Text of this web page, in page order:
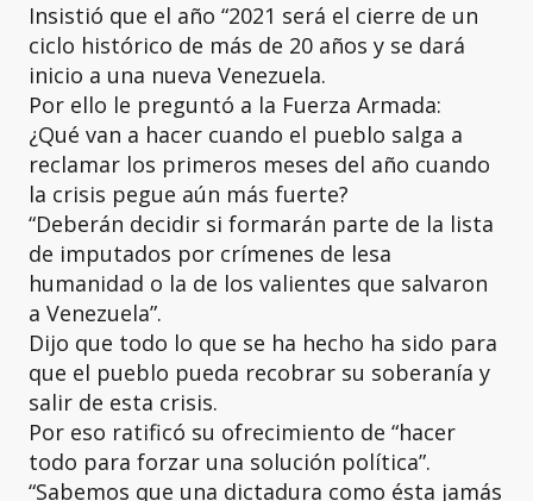
Insistió que el año “2021 será el cierre de un
ciclo histórico de más de 20 años y se dará
inicio a una nueva Venezuela.
Por ello le preguntó a la Fuerza Armada:
¿Qué van a hacer cuando el pueblo salga a
reclamar los primeros meses del año cuando
la crisis pegue aún más fuerte?
“Deberán decidir si formarán parte de la lista
de imputados por crímenes de lesa
humanidad o la de los valientes que salvaron
a Venezuela”.
Dijo que todo lo que se ha hecho ha sido para
que el pueblo pueda recobrar su soberanía y
salir de esta crisis.
Por eso ratificó su ofrecimiento de “hacer
todo para forzar una solución política”.
“Sabemos que una dictadura como ésta jamás